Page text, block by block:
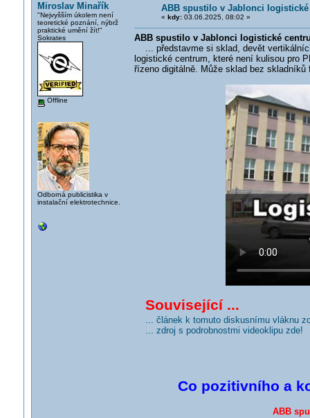
Miroslav Minařík
"Nejvyšším úkolem není
teoretické poznání, nýbrž
praktické umění žít!"
Sokrates
Offline
Odborná publicistika v
instalační elektrotechnice.
ABB spustilo v Jablonci
« kdy:03.06.2025, 08:02 »
ABB spustilo v Jablonci logistické
... představme si sklad, devět
logistické centrum, které není kulisou pro
řízeno digitálně. Může sklad bez
Související ...
... článek k tomuto diskusnímu vláknu
... zdroj s podrobnostmi videoklipu zde!
Co pozitivního a
ABB